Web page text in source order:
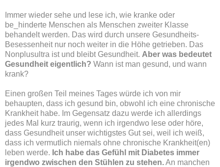
Immer wieder sehe und lese ich, wie kranke oder
be_hinderte Menschen als Menschen zweiter Klasse
behandelt werden. Das wird durch unsere Gesundheits-
Besessenheit nur noch weiter in die Höhe getrieben. Das
Nonplusultra ist und bleibt Gesundheit. Aber was bedeutet
Gesundheit eigentlich? Wann ist man gesund, und wann
krank?
Einen großen Teil meines Tages würde ich von mir
behaupten, dass ich gesund bin, obwohl ich eine chronische
Krankheit habe. Im Gegensatz dazu werde ich allerdings
jedes Mal kurz traurig, wenn ich irgendwo lese oder höre,
dass Gesundheit unser wichtigstes Gut sei, weil ich weiß,
dass ich vermutlich niemals ohne chronische Krankheit(en)
leben werde. Ich habe das Gefühl mit Diabetes immer
irgendwo zwischen den Stühlen zu stehen.An manchen